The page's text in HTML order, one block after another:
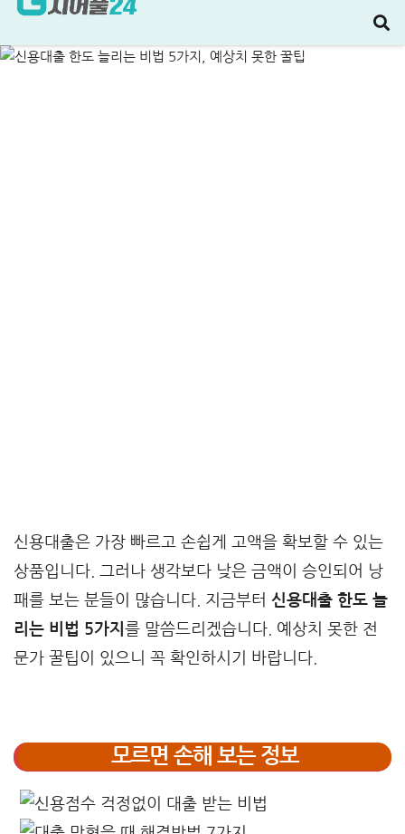
신용대출은 가장 빠르고 손쉽게 고액을 확보할 수 있는
상품입니다. 그러나 생각보다 낮은 금액이 승인되어 낭
패를 보는 분들이 많습니다. 지금부터 신용대출 한도 늘
리는 비법 5가지 를 말씀드리겠습니다. 예상치 못한 전
문가 꿀팁이 있으니 꼭 확인하시기 바랍니다.
모르면 손해 보는 정보